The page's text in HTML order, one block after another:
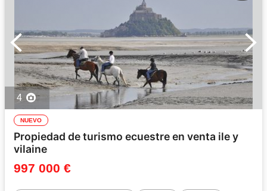
4
NUEVO
Propiedad de turismo ecuestre en venta ile y
vilaine
997 000 €